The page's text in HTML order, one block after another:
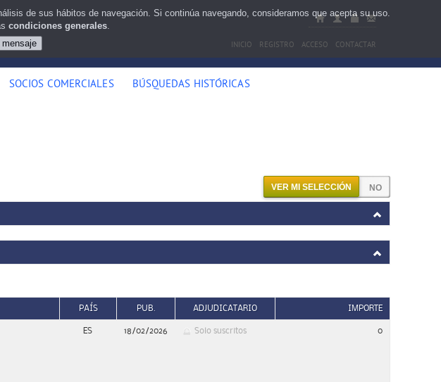
INICIO REGISTRO ACCESO CONTACTAR
SOCIOS COMERCIALES BÚSQUEDAS HISTÓRICAS
VER MI SELECCIÓN
PAÍS PUB. ADJUDICATARIO IMPORTE
ES 18/02/2026 Solo suscritos 0
de sus hábitos de navegación. Si continúa navegando, consideramos que acepta su uso.
condiciones generales.